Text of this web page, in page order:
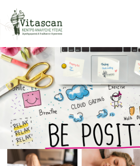
Μεταπηδήστε
στο
περιεχόμενο